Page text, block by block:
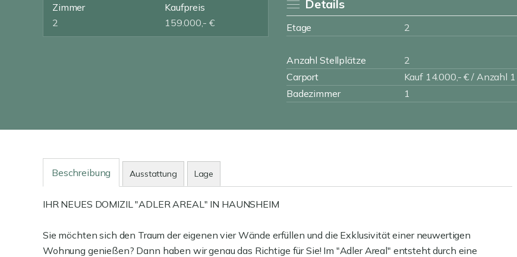
Zimmer
2
Kaufpreis
159.000,- €
Details
Etage 2
Anzahl Stellplätze 2
Carport
Kauf 14.000,- € / Anzahl 1
Badezimmer
1
Beschreibung Ausstattung Lage
IHR NEUES DOMIZIL "ADLER AREAL" IN HAUNSHEIM
Sie möchten sich den Traum der eigenen vier Wände erfüllen und die Exklusivität einer neuwertigen
Wohnung genießen? Dann haben wir genau das Richtige für Sie! Im "Adler Areal" entsteht durch eine